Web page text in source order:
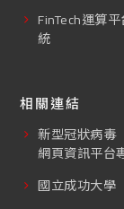
FinTech運算
統
相關連結
新型冠狀病毒
網頁資訊平台
國立成功大學